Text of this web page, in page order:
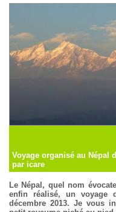
Le Népal, quel nom
enfin réalisé, un voyage
décembre 2013. Je vous
Voyage organisé au Népal
par icare